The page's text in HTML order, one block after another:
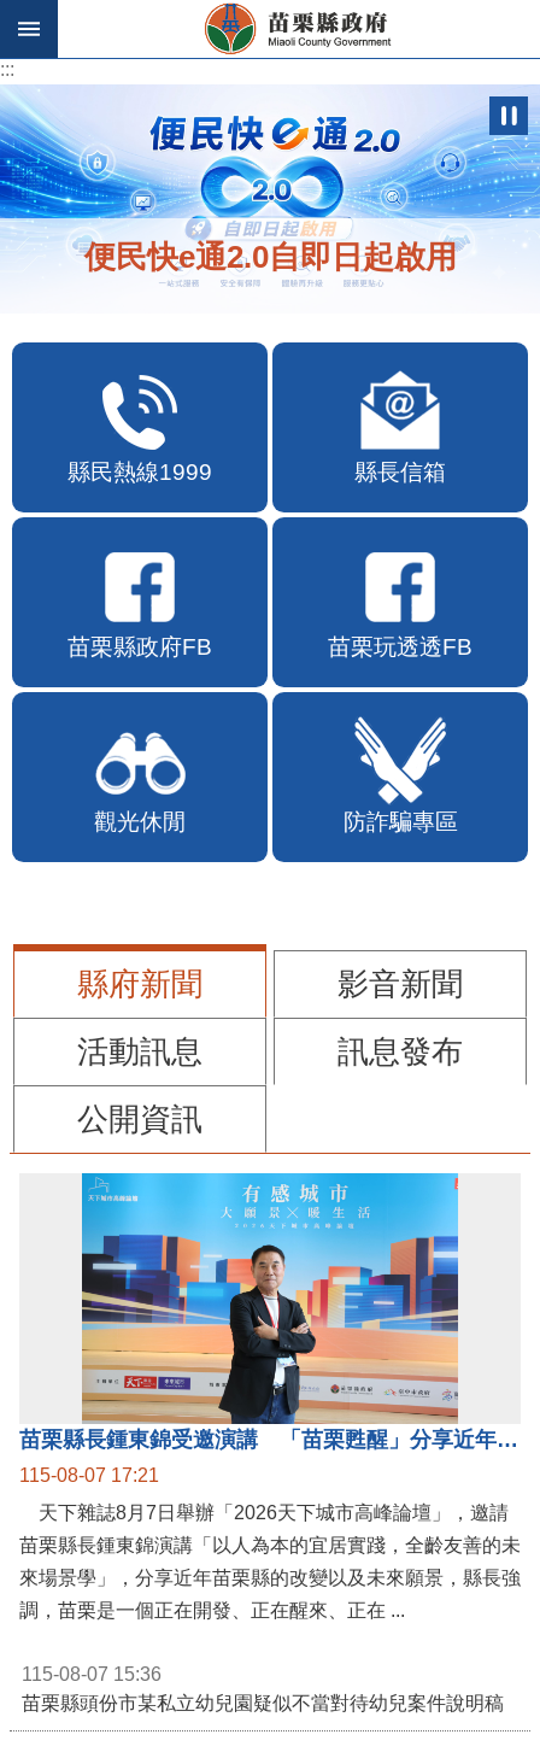
跳到主要內容區塊
:::
:::
便民快e通2.0自即日起啟用
縣民熱線1999 縣長信箱
苗栗縣政府FB 苗栗玩透透FB
觀光休閒 防詐騙專區
縣府新聞
影音新聞
活動訊息
訊息發布
公開資訊
苗栗縣長鍾東錦受邀演講 「苗栗甦醒」分享近年轉變
115-08-07 17:21
天下雜誌8月7日舉辦「2026天下城市高峰論壇」，邀請
苗栗縣長鍾東錦演講「以人為本的宜居實踐，全齡友善的未
來場景學」，分享近年苗栗縣的改變以及未來願景，縣長強
調，苗栗是一個正在開發、正在醒來、正在 ...
115-08-07 15:36
苗栗縣頭份市某私立幼兒園疑似不當對待幼兒案件說明稿